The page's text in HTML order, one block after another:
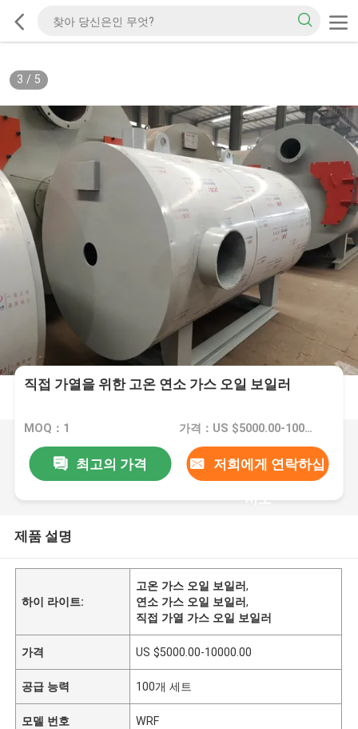
3 / 5
직접 가열을 위한 고온 연소 가스 오일 보일러
MOQ：1 가격：US $5000.00-10000.00
최고의 가격 저희에게 연락하십
시오
제품 설명
하이 라이트:
고온 가스 오일 보일러,
연소 가스 오일 보일러,
직접 가열 가스 오일 보일러
가격 US $5000.00-10000.00
공급 능력 100개 세트
모델 번호 WRF